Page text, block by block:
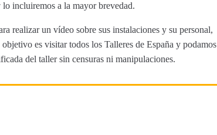
incluiremos a la mayor brevedad.
realizar un vídeo sobre sus instalaciones y su personal,
es visitar todos los Talleres de España y podamos
del taller sin censuras ni manipulaciones.